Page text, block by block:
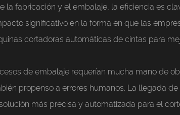
la fabricación y el embalaje, la eficiencia es
significativo en la forma en que las
cortadoras automáticas de cintas para
de embalaje requerían mucha mano de
propenso a errores humanos. La llegada
más precisa y automatizada para el